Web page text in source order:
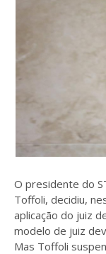
O presidente do
Toffoli, decidiu,
aplicação do juiz
modelo de juiz
Mas Toffoli